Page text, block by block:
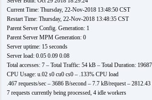
Current Time: Thursday, 22-Nov-2018 13:48:50 CST
Restart Time: Thursday, 22-Nov-2018 13:48:35 CST
Parent Server Config. Generation: 1
Parent Server MPM Generation: 0
Server uptime: 15 seconds
Server load: 0.05 0.09 0.08
Total accesses: 7 – Total Traffic: 54 kB – Total Duration: 19687
CPU Usage: u.02 s0 cu0 cs0 – .133% CPU load
.467 requests/sec – 3686 B/second – 7.7 kB/request – 2812.43
7 requests currently being processed, 4 idle workers